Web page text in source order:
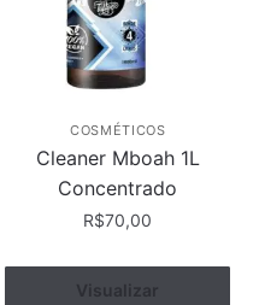
COSMÉTICOS
Cleaner Mboah 1L
Concentrado
R$70,00
Comprar
Visualizar